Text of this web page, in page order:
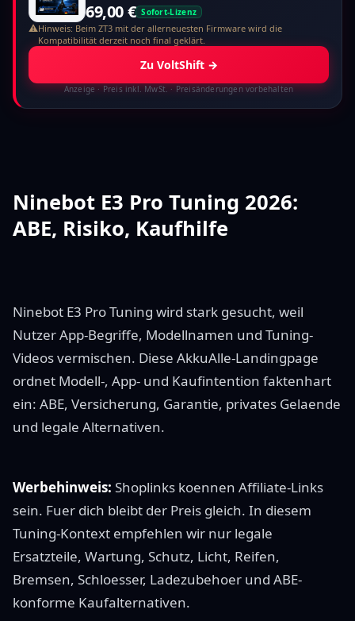
69,00 € Sofort-Lizenz
⚠Hinweis: Beim ZT3 mit der allerneuesten Firmware wird die
Kompatibilität derzeit noch final geklärt.
Zu VoltShift→
Anzeige· Preis inkl. MwSt. · Preisänderungen vorbehalten
Ninebot E3 Pro Tuning 2026:
ABE, Risiko, Kaufhilfe
Ninebot E3 Pro Tuning wird stark gesucht, weil
Nutzer App-Begriffe, Modellnamen und Tuning-
Videos vermischen. Diese AkkuAlle-Landingpage
ordnet Modell-, App- und Kaufintention faktenhart
ein: ABE, Versicherung, Garantie, privates Gelaende
und legale Alternativen.
Werbehinweis: Shoplinks koennen Affiliate-Links
sein. Fuer dich bleibt der Preis gleich. In diesem
Tuning-Kontext empfehlen wir nur legale
Ersatzteile, Wartung, Schutz, Licht, Reifen,
Bremsen, Schloesser, Ladezubehoer und ABE-
konforme Kaufalternativen.